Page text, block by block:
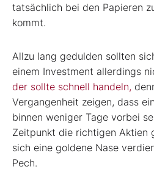
tatsächlich bei den Papieren
kommt.
Allzu lang gedulden sollten
einem Investment allerdings
der sollte schnell handeln,
Vergangenheit zeigen, dass
binnen weniger Tage vorbei
Zeitpunkt die richtigen Aktien
sich eine goldene Nase
Pech.